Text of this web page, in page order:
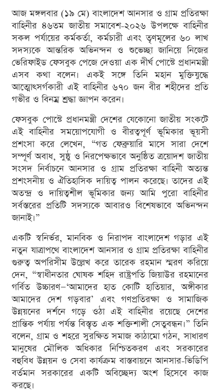
আজ মঙ্গলবার (১৯ মে) বাংলাদেশ আনসার ও গ্রাম প্রতিরক্ষা
বাহিনীর ৪৬তম জাতীয় সমাবেশ-২০২৬ উপলক্ষে বাহিনীর
সকল পর্যায়ের কর্মকর্তা, কর্মচারী এবং তৃণমূলের ৬০ লাখ
সদস্যকে আন্তরিক অভিনন্দন ও শুভেচ্ছা জানিয়ে নিজের
ভেরিফাইড ফেসবুক পেজে দেওয়া এক দীর্ঘ পোস্টে প্রধানমন্ত্রী
এসব কথা বলেন। একই সঙ্গে তিনি মহান মুক্তিযুদ্ধে
আত্মোৎসর্গকারী এই বাহিনীর ৬৭০ জন বীর শহীদের প্রতি
গভীর ও বিনম্র শ্রদ্ধা জ্ঞাপন করেন।
ফেসবুক পোস্টে প্রধানমন্ত্রী দেশের যেকোনো জাতীয় সংকটে
এই বাহিনীর সময়োপযোগী ও বীরত্বপূর্ণ ভূমিকার ভূয়সী
প্রশংসা করে লেখেন, “গত ফেব্রুয়ারি মাসে সারা দেশে
সম্পূর্ণ অবাধ, সুষ্ঠু ও নিরপেক্ষভাবে অনুষ্ঠিত ত্রয়োদশ জাতীয়
সংসদ নির্বাচনে আনসার ও গ্রাম প্রতিরক্ষা বাহিনী অত্যন্ত
প্রশংসনীয় ও ঐতিহাসিক দায়িত্ব পালন করেছে। তাদের এই
অতন্দ্র ও দায়িত্বশীল ভূমিকার জন্য আমি পুরো বাহিনীর
সর্বস্তরের প্রতিটি সদস্যকে আবারও বিশেষভাবে অভিনন্দন
জানাই।”
একটি স্বনির্ভর, মানবিক ও নিরাপদ বাংলাদেশ গড়ার এই
নতুন যাত্রাপথে বাংলাদেশ আনসার ও গ্রাম প্রতিরক্ষা বাহিনীর
গুরুত্ব অপরিসীম উল্লেখ করে তারেক রহমান স্মরণ করিয়ে
দেন, “স্বাধীনতার ঘোষক শহিদ রাষ্ট্রপতি জিয়াউর রহমানের
গর্বিত উচ্চারণ—‘আমাদের হাত কোটি হাতিয়ার, অঙ্গীকার
আমাদের দেশ গড়বার’ এবং গণপ্রতিরক্ষা ও সামাজিক
উন্নয়নের দর্শনে গড়ে ওঠা এই বাহিনীর রয়েছে দেশের
প্রান্তিক পর্যায় পর্যন্ত বিস্তৃত এক শক্তিশালী সেতুবন্ধন।” তিনি
বলেন, গ্রাম ও শহরে সুরক্ষিত সমাজ কাঠামো গঠন, সাধারণ
মানুষের মৌলিক অধিকার নিশ্চিতকরণ এবং সরকারের
বহুবিধ উন্নয়ন ও সেবা কার্যক্রম বাস্তবায়নে আনসার-ভিডিপি
বর্তমান সরকারের একটি অবিচ্ছেদ্য অংশ হিসেবে কাজ
করছে।